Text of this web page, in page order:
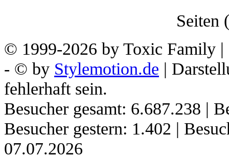
Seiten
© 1999-2026 by Toxic Family |
- © by Stylemotion.de |
fehlerhaft sein.
Besucher gesamt: 6.687.238 |
Besucher gestern: 1.402 |
07.07.2026